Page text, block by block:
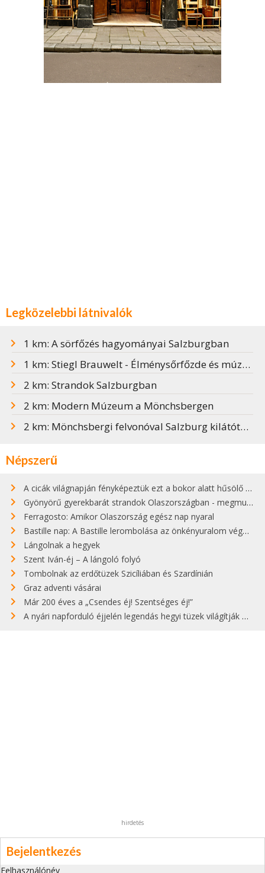
Legközelebbi látnivalók
1 km: A sörfőzés hagyományai Salzburgban
1 km: Stiegl Brauwelt - Élménysőrfőzde és múzeum
2 km: Strandok Salzburgban
2 km: Modern Múzeum a Mönchsbergen
2 km: Mönchsbergi felvonóval Salzburg kilátóteraszára
Népszerű
A cicák világnapján fényképeztük ezt a bokor alatt hűsölő cicát Kisorosziban
Gyönyörű gyerekbarát strandok Olaszországban - megmutatjuk a 15 legjobbat
Ferragosto: Amikor Olaszország egész nap nyaral
Bastille nap: A Bastille lerombolása az önkényuralom végét jelentette
Lángolnak a hegyek
Szent Iván-éj – A lángoló folyó
Tombolnak az erdőtüzek Szicíliában és Szardínián
Graz adventi vásárai
Már 200 éves a „Csendes éj! Szentséges éj!”
A nyári napforduló éjjelén legendás hegyi tüzek világítják meg Zugspitzét
hirdetés
Bejelentkezés
Felhasználónév